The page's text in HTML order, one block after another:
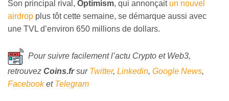
Son principal rival, Optimism, qui annonçait un nouvel
airdrop plus tôt cette semaine, se démarque aussi avec
une TVL d’environ 650 millions de dollars.
Pour suivre facilement l’actu Crypto et Web3,
retrouvez Coins.frsur Twitter, Linkedin, Google News,
Facebooket Telegram